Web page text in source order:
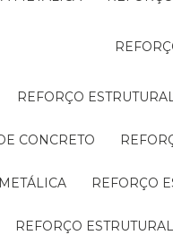
REFORÇO
CONCRETO
REFORÇO
REFORÇO ESTRUTURAL